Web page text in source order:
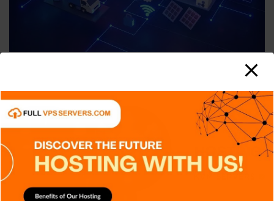
RETRO
SERIES
SIN CATEGORÍA
SISTEMA OPERATIVO
TECNOLOGÍA
Edge AI: Inteligencia Artificial toma
decisiones sin depender
Carlos Conde Ago 6, 2026